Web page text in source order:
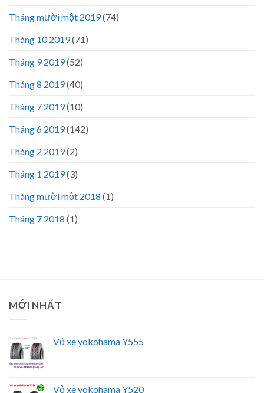
Tháng mười một 2019(74)
Tháng 10 2019(71)
Tháng 9 2019(52)
Tháng 8 2019(40)
Tháng 7 2019(10)
Tháng 6 2019(142)
Tháng 2 2019(2)
Tháng 1 2019(3)
Tháng mười một 2018 (1)
Tháng 7 2018 (1)
MỚI NHẤT
Vỏ xe yokohama Y555
Vỏ xe yokohama Y520